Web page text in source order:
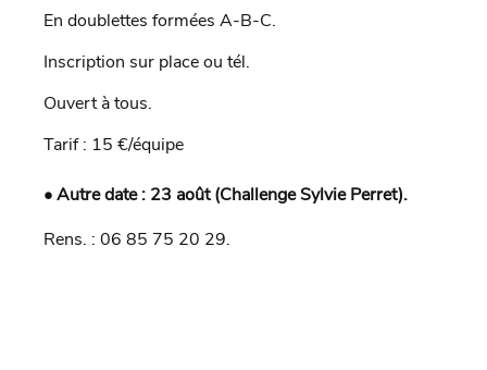
En doublettes formées A-B-C.
Inscription sur place ou tél.
Ouvert à tous.
Tarif : 15 €/équipe
• Autre date : 23 août (Challenge Sylvie Perret).
Rens. : 06 85 75 20 29.